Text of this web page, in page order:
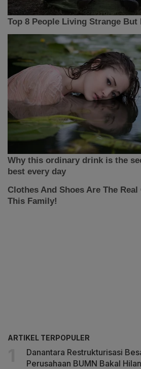
ARTIKEL TERPOPULER
Danantara Restrukturisasi
Perusahaan BUMN Bakal